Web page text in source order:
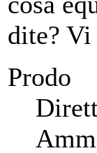
dite? Vi
Prodo